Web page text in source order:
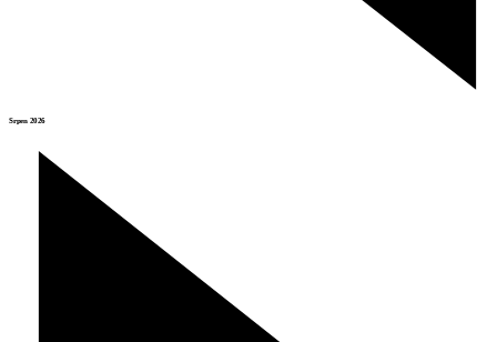
Srpen 2026